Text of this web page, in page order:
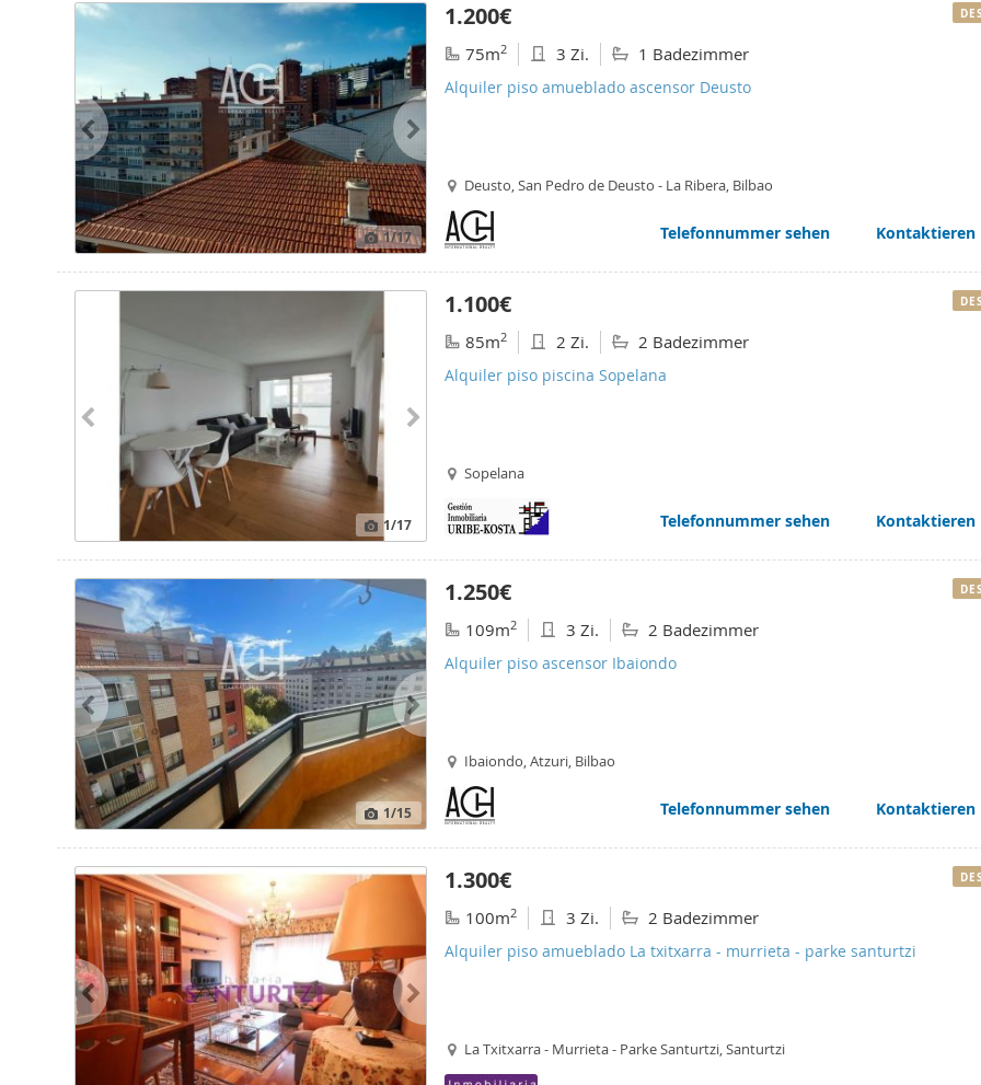
1/17
1.200€
75m2 3 Zi. 1 Badezimmer
Alquiler piso amueblado ascensor Deusto
Deusto, San Pedro de Deusto - La Ribera, Bilbao
Telefonnummer sehen Kontaktieren
1/17
1.100€
85m2 2 Zi. 2 Badezimmer
Alquiler piso piscina Sopelana
Sopelana
Telefonnummer sehen Kontaktieren
1/15
1.250€
109m2 3 Zi. 2 Badezimmer
Alquiler piso ascensor Ibaiondo
Ibaiondo, Atzuri, Bilbao
Telefonnummer sehen Kontaktieren
1.300€
100m2 3 Zi. 2 Badezimmer
Alquiler piso amueblado La txitxarra - murrieta - parke santurtzi
La Txitxarra - Murrieta - Parke Santurtzi, Santurtzi